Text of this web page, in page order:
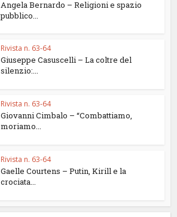
Angela Bernardo – Religioni e spazio
pubblico...
Rivista n. 63-64
Giuseppe Casuscelli – La coltre del
silenzio:...
Rivista n. 63-64
Giovanni Cimbalo – “Combattiamo,
moriamo...
Rivista n. 63-64
Gaelle Courtens – Putin, Kirill e la
crociata...